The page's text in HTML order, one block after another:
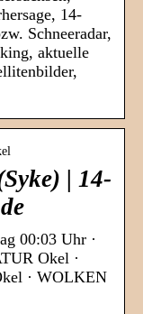
14-
Schneeradar,
aktuelle
| 14-
00:03 Uhr ·
Okel ·
· WOLKEN